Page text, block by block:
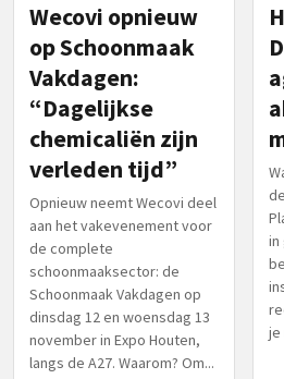
Wecovi opnieuw
op Schoonmaak
Vakdagen:
“Dagelijkse
chemicaliën zijn
verleden tijd”
Opnieuw neemt Wecovi deel
aan het vakevenement voor
de complete
schoonmaaksector: de
Schoonmaak Vakdagen op
dinsdag 12 en woensdag 13
november in Expo Houten,
langs de A27. Waarom? Om...
in
je